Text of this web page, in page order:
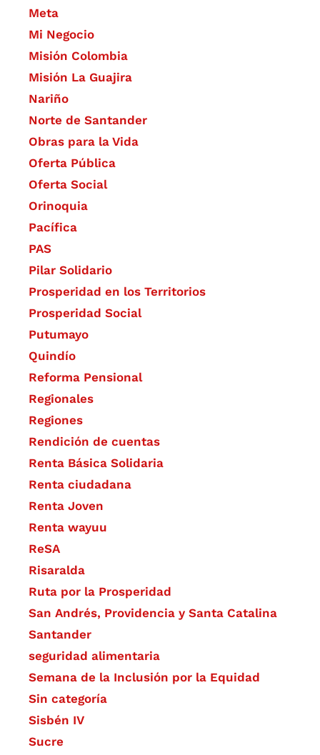
Meta
Mi Negocio
Misión Colombia
Misión La Guajira
Nariño
Norte de Santander
Obras para la Vida
Oferta Pública
Oferta Social​​
Orinoquia
Pacífica
PAS
Pilar Solidario
Prosperidad en los Territorios
Prosperidad Social
Putumayo
Quindío
Reforma Pensional
Regionales
Regiones
Rendición de cuentas
Renta Básica Solidaria
Renta ciudadana
Renta Joven
Renta wayuu
ReSA
Risaralda
Ruta por la Prosperidad
San Andrés, Providencia y Santa Catalina
Santander
seguridad alimentaria
Semana de la Inclusión por la Equidad
Sin categoría
Sisbén IV
Sucre